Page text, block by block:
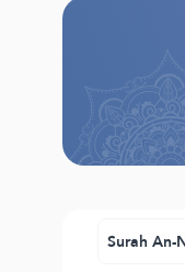
Surah An-